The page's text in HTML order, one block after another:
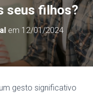
seus filhos?
em 12/01/2024
gesto significativo